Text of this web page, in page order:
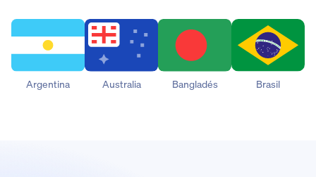
Argentina Australia Bangladés Brasil